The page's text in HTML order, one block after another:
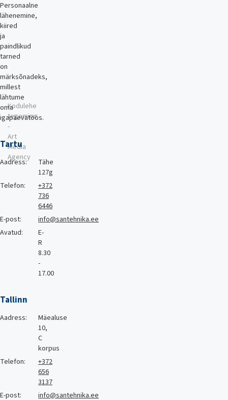
Personaalne
lähenemine,
kiired
ja
paindlikud
tarned
on
märksõnadeks,
millest
lähtume
oma
igapäevatöös.
Tartu
Aadress:
Tähe
127g
Telefon:
+372
736
6446
E-post:
info@santehnika.ee
Avatud:
E-
R
8.30
-
17.00
Tallinn
Aadress:
Mäealuse
10,
C
korpus
Telefon:
+372
656
3137
E-post:
info@santehnika.ee
Kodulehe
tegemine
-
Art
Media
Agency